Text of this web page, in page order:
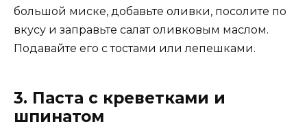
большой миске, добавьте оливки, посолите по
вкусу и заправьте салат оливковым маслом.
Подавайте его с тостами или лепешками.
3. Паста с креветками и
шпинатом